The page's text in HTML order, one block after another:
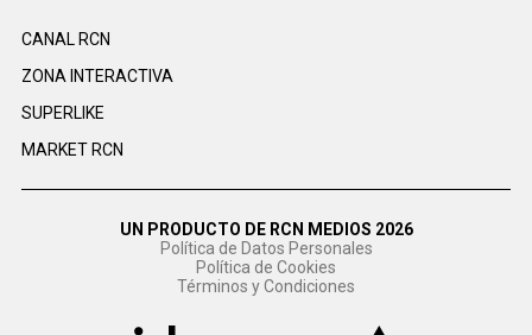
CANAL RCN
ZONA INTERACTIVA
SUPERLIKE
MARKET RCN
UN PRODUCTO DE RCN MEDIOS 2026
Política de Datos Personales
Política de Cookies
Términos y Condiciones